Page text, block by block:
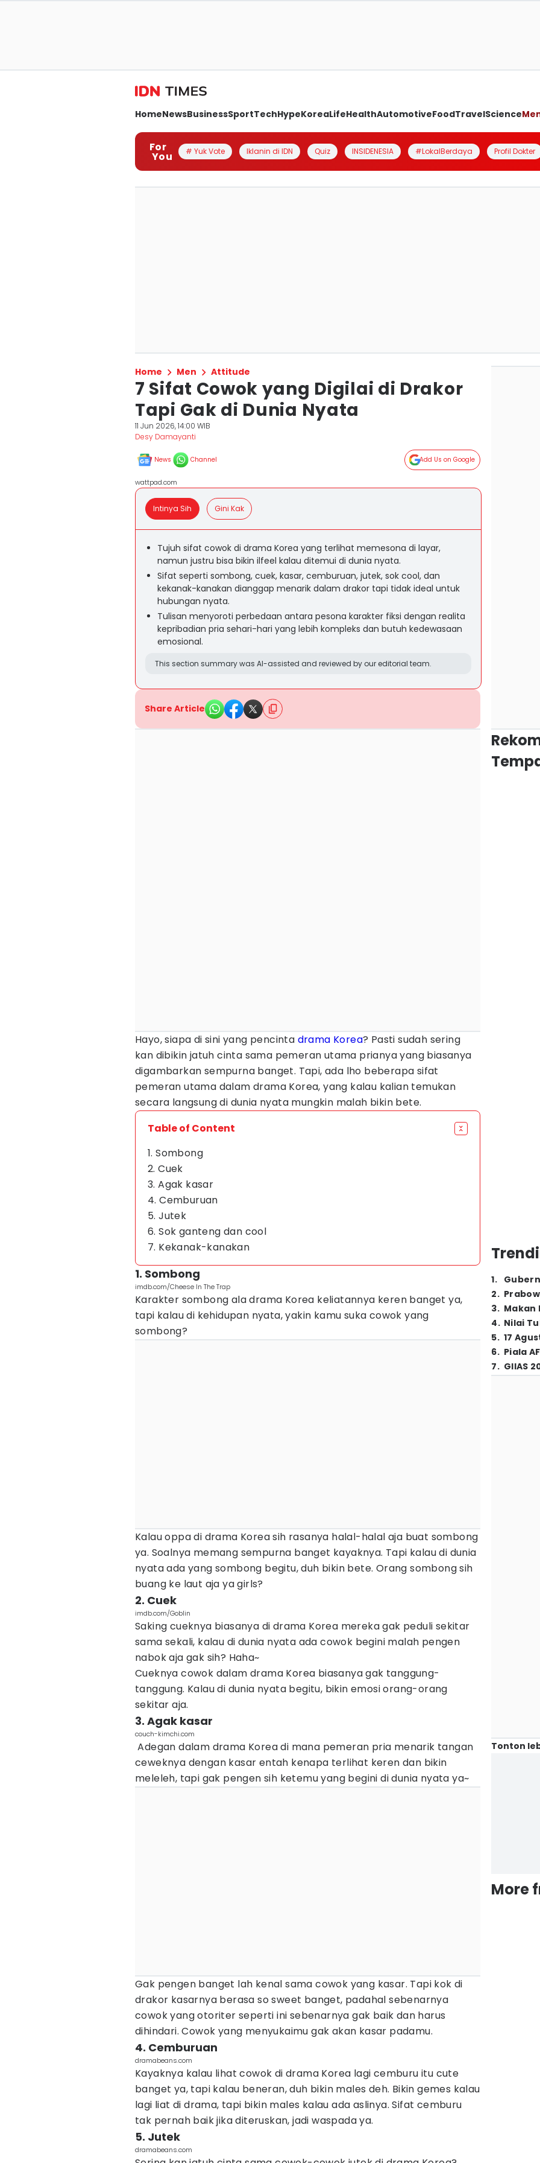
HomeNewsBusinessSportTechHypeKoreaLifeHealthAutomotiveFoodTravelScience
For
You # Yuk Vote Iklanin di IDN Quiz INSIDENESIA #LokalBerdaya Profil Dokter
Home Men Attitude
7 Sifat Cowok yang Digilai di Drakor
Tapi Gak di Dunia Nyata
11 Jun 2026, 14:00 WIB
Desy Damayanti
News Channel Add Us on Google
wattpad.com
Intinya Sih Gini Kak
Tujuh sifat cowok di drama Korea yang terlihat memesona di layar,
namun justru bisa bikin ilfeel kalau ditemui di dunia nyata.
Sifat seperti sombong, cuek, kasar, cemburuan, jutek, sok cool, dan
kekanak-kanakan dianggap menarik dalam drakor tapi tidak ideal untuk
hubungan nyata.
Tulisan menyoroti perbedaan antara pesona karakter fiksi dengan realita
kepribadian pria sehari-hari yang lebih kompleks dan butuh kedewasaan
emosional.
This section summary was AI-assisted and reviewed by our editorial team.
Share Article
Hayo, siapa di sini yang pencinta drama Korea? Pasti sudah sering
kan dibikin jatuh cinta sama pemeran utama prianya yang biasanya
digambarkan sempurna banget. Tapi, ada lho beberapa sifat
pemeran utama dalam drama Korea, yang kalau kalian temukan
secara langsung di dunia nyata mungkin malah bikin bete.
Table of Content
1. Sombong
2. Cuek
3. Agak kasar
4. Cemburuan
5. Jutek
6. Sok ganteng dan cool
7. Kekanak-kanakan
1. Sombong
imdb.com/Cheese In The Trap
Karakter sombong ala drama Korea keliatannya keren banget ya,
tapi kalau di kehidupan nyata, yakin kamu suka cowok yang
sombong?
Kalau oppa di drama Korea sih rasanya halal-halal aja buat sombong
ya. Soalnya memang sempurna banget kayaknya. Tapi kalau di dunia
nyata ada yang sombong begitu, duh bikin bete. Orang sombong sih
buang ke laut aja ya girls?
2. Cuek
imdb.com/Goblin
Saking cueknya biasanya di drama Korea mereka gak peduli sekitar
sama sekali, kalau di dunia nyata ada cowok begini malah pengen
nabok aja gak sih? Haha~
Cueknya cowok dalam drama Korea biasanya gak tanggung-
tanggung. Kalau di dunia nyata begitu, bikin emosi orang-orang
sekitar aja.
3. Agak kasar
couch-kimchi.com
Adegan dalam drama Korea di mana pemeran pria menarik tangan
ceweknya dengan kasar entah kenapa terlihat keren dan bikin
meleleh, tapi gak pengen sih ketemu yang begini di dunia nyata ya~
Gak pengen banget lah kenal sama cowok yang kasar. Tapi kok di
drakor kasarnya berasa so sweet banget, padahal sebenarnya
cowok yang otoriter seperti ini sebenarnya gak baik dan harus
dihindari. Cowok yang menyukaimu gak akan kasar padamu.
4. Cemburuan
dramabeans.com
Kayaknya kalau lihat cowok di drama Korea lagi cemburu itu cute
banget ya, tapi kalau beneran, duh bikin males deh. Bikin gemes kalau
lagi liat di drama, tapi bikin males kalau ada aslinya. Sifat cemburu
tak pernah baik jika diteruskan, jadi waspada ya.
5. Jutek
dramabeans.com
1.
2.
3. Makan
4. Nilai
5. 17
6. Piala
7. GIIAS
Tonton
More